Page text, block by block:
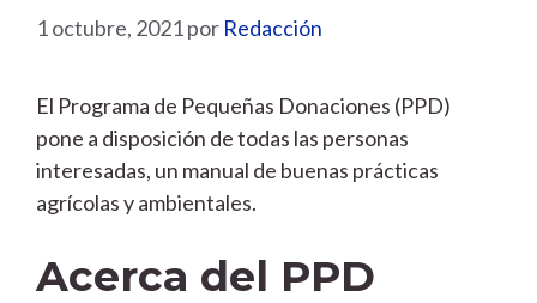
1 octubre, 2021por Redacción
El Programa de Pequeñas Donaciones (PPD)
pone a disposición de todas las personas
interesadas, un manual de buenas prácticas
agrícolas y ambientales.
Acerca del PPD